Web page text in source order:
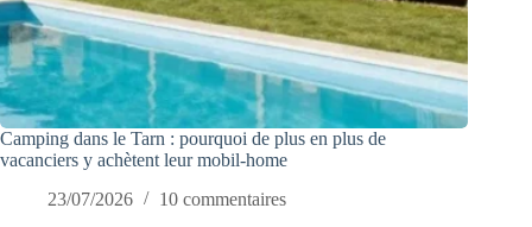
Camping dans le Tarn : pourquoi de plus en plus de
vacanciers y achètent leur mobil-home
23/07/2026
10 commentaires